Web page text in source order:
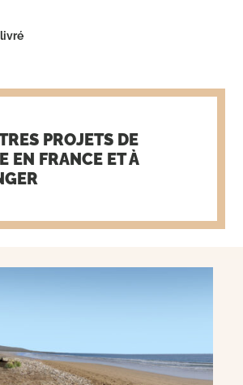
PROJETS DE
EN FRANCE ET À